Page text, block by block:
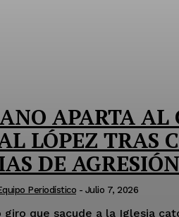
APARTA AL
LÓPEZ TRAS
DE
Periodístico - Julio 7, 2026
giro que sacude a la Iglesia